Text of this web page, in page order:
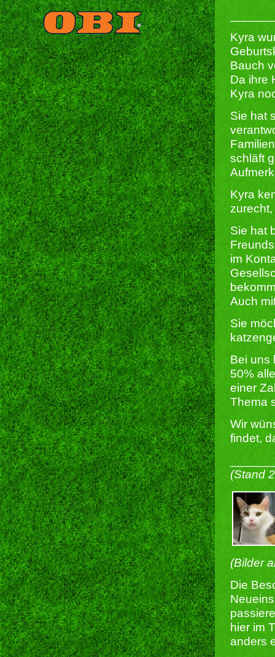
Kyra
Bauch
Da ihre
Kyra
Sie hat
schläft
Kyra
Sie hat
im
Auch
Sie
Bei uns
50%
einer
Thema
Wir
findet,
(Stand
(Bilder
Die
hier im
anders